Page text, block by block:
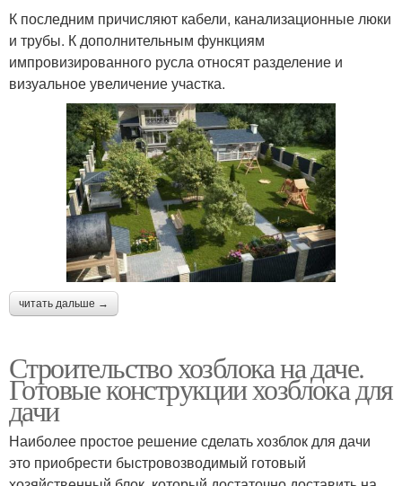
К последним причисляют кабели, канализационные люки
и трубы. К дополнительным функциям
импровизированного русла относят разделение и
визуальное увеличение участка.
читать дальше →
Строительство хозблока на даче.
Готовые конструкции хозблока для
дачи
Наиболее простое решение сделать хозблок для дачи
это приобрести быстровозводимый готовый